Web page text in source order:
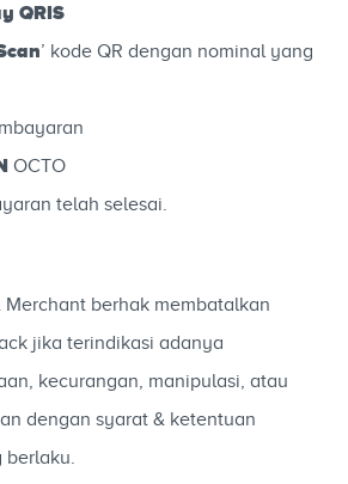
QRIS
’ kode QR dengan nominal yang
OCTO
telah selesai.
Merchant berhak membatalkan
jika terindikasi adanya
kecurangan, manipulasi, atau
dengan syarat & ketentuan
berlaku.